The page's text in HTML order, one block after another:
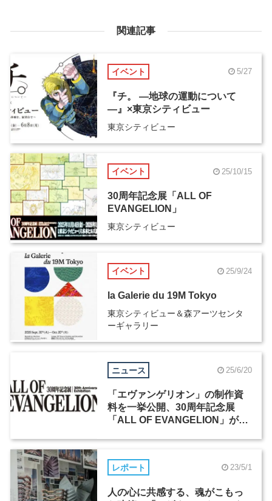
関連記事
イベント 5/27
『チ。 ―地球の運動について
―』×東京シティビュー
東京シティビュー
イベント 25/10/15
30周年記念展「ALL OF
EVANGELION」
東京シティビュー
イベント 25/9/24
la Galerie du 19M Tokyo
東京シティビュー＆森アーツセンタ
ーギャラリー
ニュース 25/6/20
「エヴァンゲリオン」の制作資
料を一挙公開、30周年記念展
「ALL OF EVANGELION」が11
レポート 23/5/1
人の心に共感する、魂がこもっ